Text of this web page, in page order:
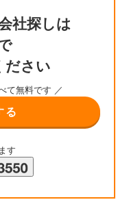
社探しは
ださい
て無料です ／
る
す